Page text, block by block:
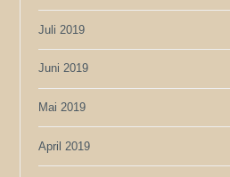
Juli 2019
Juni 2019
Mai 2019
April 2019